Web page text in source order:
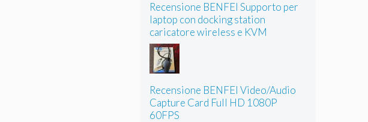
Recensione BENFEI Supporto per
laptop con docking station
caricatore wireless e KVM
Recensione BENFEI Video/Audio
Capture Card Full HD 1080P
60FPS